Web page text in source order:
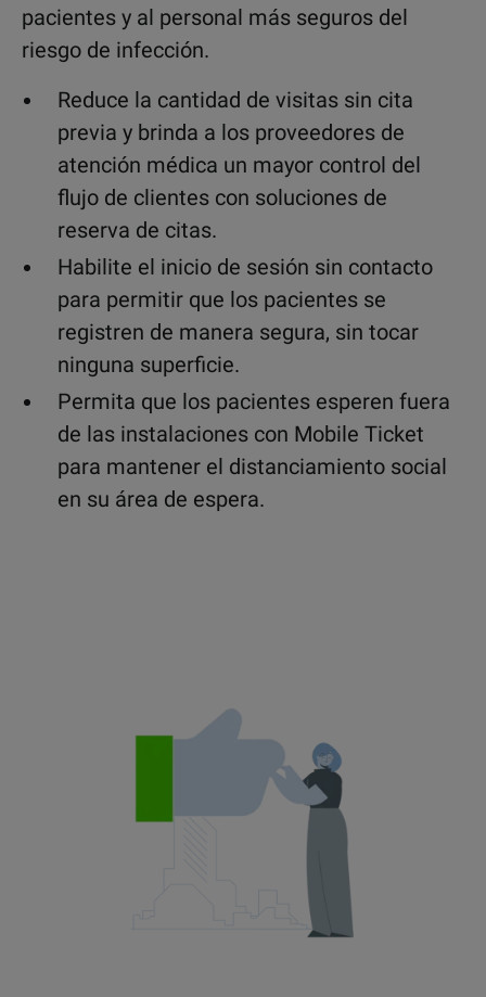
pacientes y al personal más seguros del
riesgo de infección.
Reduce la cantidad de visitas sin cita
previa y brinda a los proveedores de
atención médica un mayor control del
flujo de clientes con soluciones de
reserva de citas.
Habilite el inicio de sesión sin contacto
para permitir que los pacientes se
registren de manera segura, sin tocar
ninguna superficie.
Permita que los pacientes esperen fuera
de las instalaciones con Mobile Ticket
para mantener el distanciamiento social
en su área de espera.